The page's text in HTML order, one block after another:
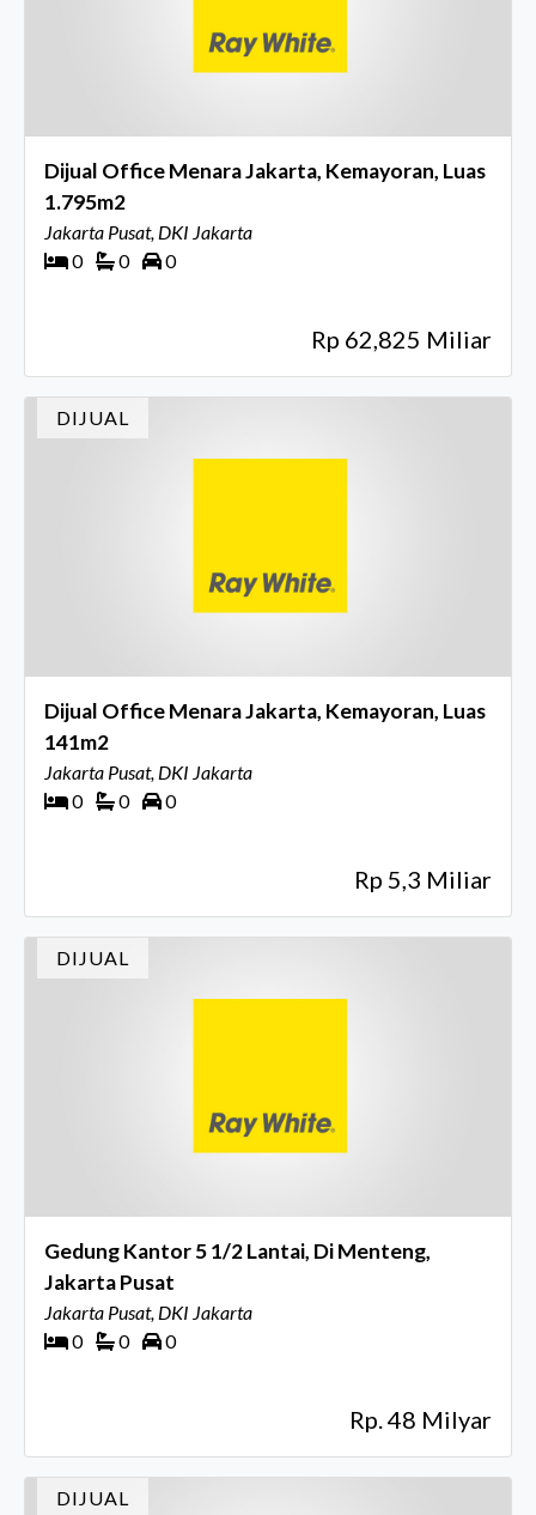
Dijual Office Menara Jakarta, Kemayoran, Luas
1.795m2
Jakarta Pusat, DKI Jakarta
0
0 0
Rp 62,825 Miliar
DIJUAL
Dijual Office Menara Jakarta, Kemayoran, Luas
141m2
Jakarta Pusat, DKI Jakarta
0
0 0
Rp 5,3 Miliar
DIJUAL
Gedung Kantor 5 1/2 Lantai, Di Menteng,
Jakarta Pusat
Jakarta Pusat, DKI Jakarta
0
0 0
Rp. 48 Milyar
DIJUAL